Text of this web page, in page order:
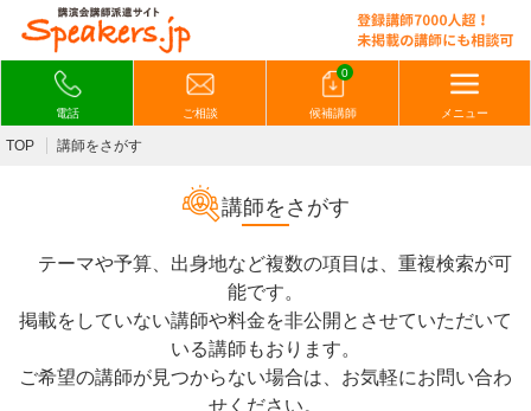
電話 ご相談
0
候補講師 メニュー
TOP 講師をさがす
講師をさがす
テーマや予算、出身地など複数の項目は、重複検索が可
能です。
掲載をしていない講師や料金を非公開とさせていただいて
いる講師もおります。
ご希望の講師が見つからない場合は、お気軽にお問い合わ
せください。